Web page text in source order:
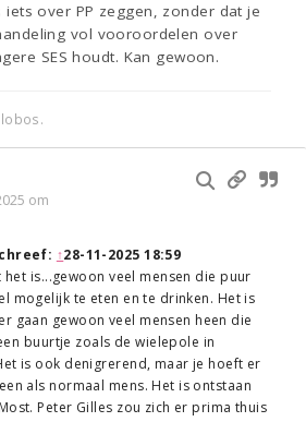
iets over PP zeggen, zonder dat je
vol vooroordelen over
SES houdt. Kan gewoon.
om
↑28-11-2025 18:59
het is...gewoon veel mensen die puur
mogelijk te eten en te drinken. Het is
gaan gewoon veel mensen heen die
buurtje zoals de wielepole in
is ook denigrerend, maar je hoeft er
als normaal mens. Het is ontstaan
Peter Gilles zou zich er prima thuis